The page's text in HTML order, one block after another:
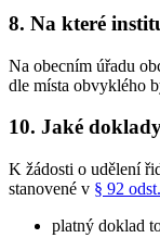
8. Na které
Na obecním úřadu
dle místa obvyklého
10. Jaké
K žádosti o udělení
stanovené v § 92
platný doklad